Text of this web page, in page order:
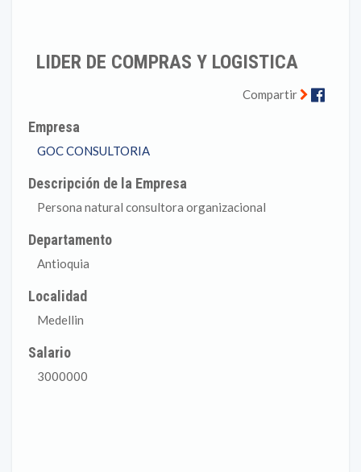
LIDER DE COMPRAS Y LOGISTICA
Compartir
Empresa
GOC CONSULTORIA
Descripción de la Empresa
Persona natural consultora organizacional
Departamento
Antioquia
Localidad
Medellin
Salario
3000000